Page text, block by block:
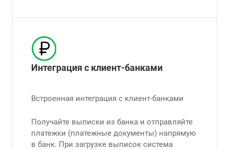
Интеграция с клиент-банками
Встроенная интеграция с клиент-банками
Получайте выписки из банка и отправляйте
платежки (платежные документы) напрямую
в банк. При загрузке выписок система